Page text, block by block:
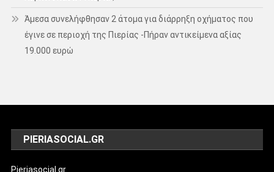
Άμεσα συνελήφθησαν 2 άτομα για διάρρηξη οχήματος που
έγινε σε περιοχή της Πιερίας -Πήραν αντικείμενα αξίας
19.000 ευρώ
PIERIASOCIAL.GR
Pieriasocial.gr